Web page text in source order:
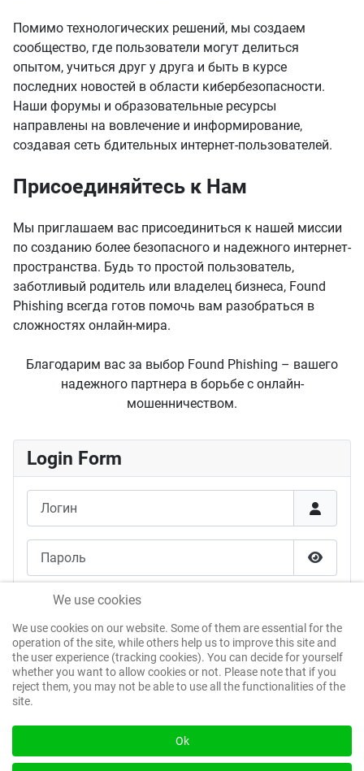
Помимо технологических решений, мы создаем
сообщество, где пользователи могут делиться
опытом, учиться друг у друга и быть в курсе
последних новостей в области кибербезопасности.
Наши форумы и образовательные ресурсы
направлены на вовлечение и информирование,
создавая сеть бдительных интернет-пользователей.
Присоединяйтесь к Нам
Мы приглашаем вас присоединиться к нашей миссии
по созданию более безопасного и надежного интернет-
пространства. Будь то простой пользователь,
заботливый родитель или владелец бизнеса, Found
Phishing всегда готов помочь вам разобраться в
сложностях онлайн-мира.
Благодарим вас за выбор Found Phishing – вашего
надежного партнера в борьбе с онлайн-
мошенничеством.
Login Form
Запомнить меня
Войти без пароля
Войти
Забыли логин?
We use cookies
We use cookies on our website. Some of them are essential for the
operation of the site, while others help us to improve this site and
the user experience (tracking cookies). You can decide for yourself
whether you want to allow cookies or not. Please note that if you
reject them, you may not be able to use all the functionalities of the
site.
Ok